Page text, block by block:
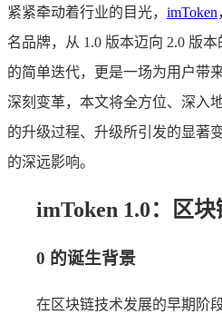
紧紧牵动着行业的目光， imToken
名品牌，从 1.0 版本迈向 2.0 版
的简单迭代，更是一场为用户带
深刻变革，本文将全方位、深入
的升级过程、升级所引发的显著
的深远影响。
imToken 1.0：区
0 的诞生背景
在区块链技术发展的早期阶